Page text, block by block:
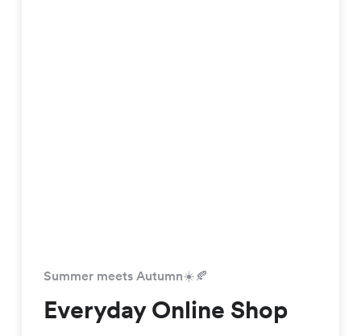
Summer meets Autumn☀️🍂
Everyday Online Shop